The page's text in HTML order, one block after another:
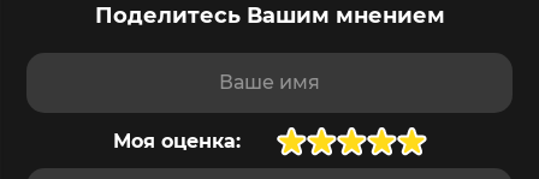
Поделитесь Вашим мнением
Моя оценка:
Ваше имя